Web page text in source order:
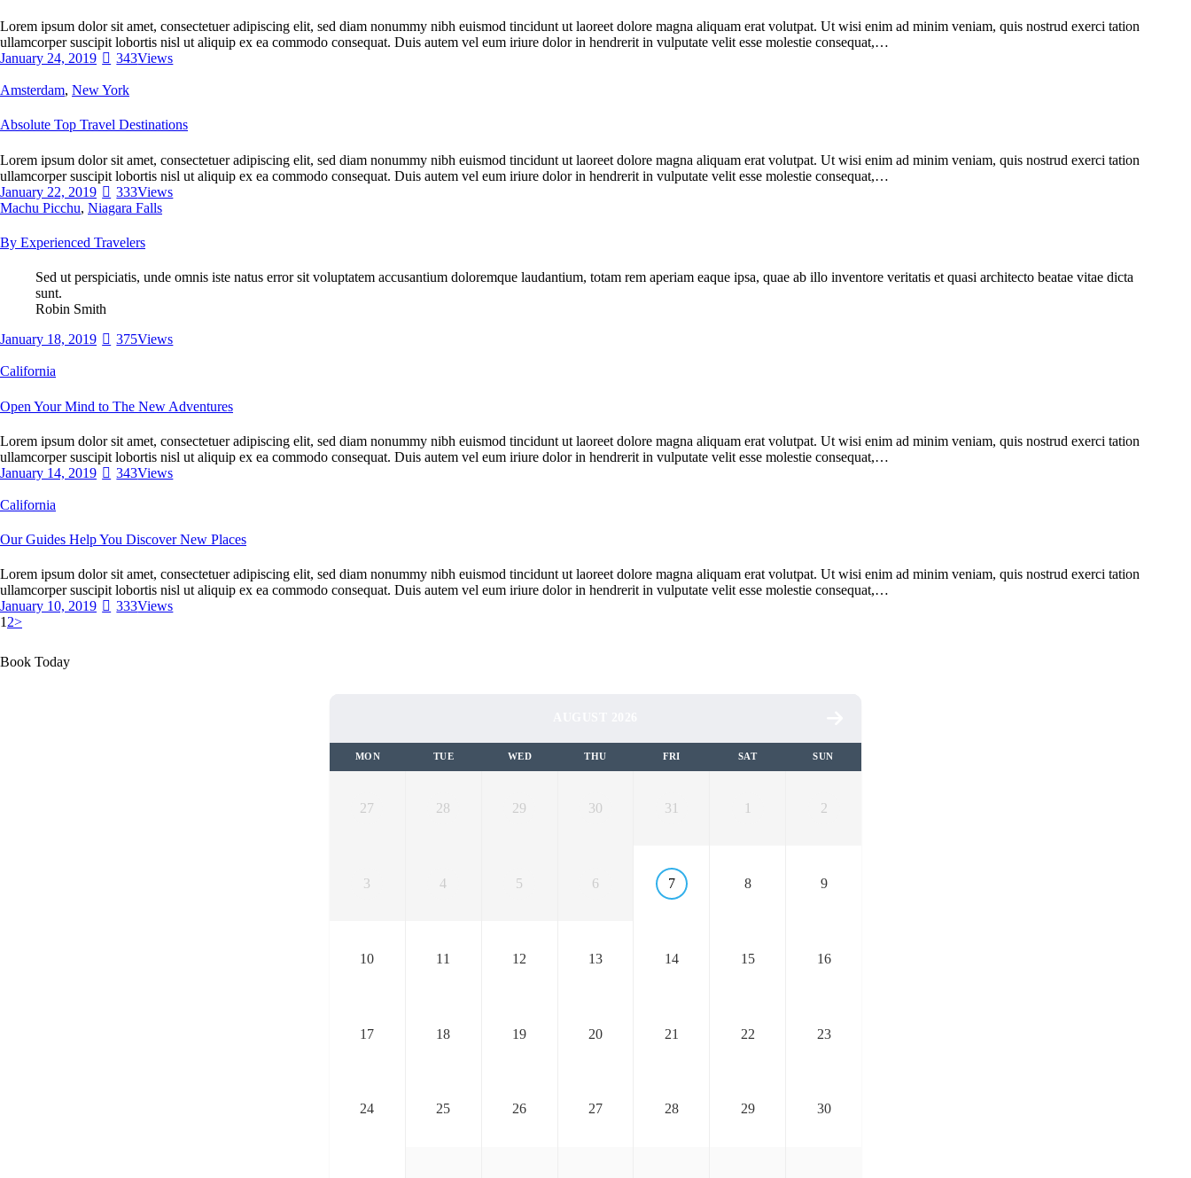
Lorem ipsum dolor sit amet, consectetuer adipiscing elit, sed diam nonummy nibh euismod tincidunt ut laoreet dolore magna aliquam erat volutpat. Ut wisi enim ad minim veniam, quis nostrud exerci tation
ullamcorper suscipit lobortis nisl ut aliquip ex ea commodo consequat. Duis autem vel eum iriure dolor in hendrerit in vulputate velit esse molestie consequat,…
January 24, 2019
343Views
Amsterdam, New York
Absolute Top Travel Destinations
Lorem ipsum dolor sit amet, consectetuer adipiscing elit, sed diam nonummy nibh euismod tincidunt ut laoreet dolore magna aliquam erat volutpat. Ut wisi enim ad minim veniam, quis nostrud exerci tation
ullamcorper suscipit lobortis nisl ut aliquip ex ea commodo consequat. Duis autem vel eum iriure dolor in hendrerit in vulputate velit esse molestie consequat,…
January 22, 2019
333Views
Machu Picchu, Niagara Falls
By Experienced Travelers
Sed ut perspiciatis, unde omnis iste natus error sit voluptatem accusantium doloremque laudantium, totam rem aperiam eaque ipsa, quae ab illo inventore veritatis et quasi architecto beatae vitae dicta
sunt.
Robin Smith
January 18, 2019
375Views
California
Open Your Mind to The New Adventures
Lorem ipsum dolor sit amet, consectetuer adipiscing elit, sed diam nonummy nibh euismod tincidunt ut laoreet dolore magna aliquam erat volutpat. Ut wisi enim ad minim veniam, quis nostrud exerci tation
ullamcorper suscipit lobortis nisl ut aliquip ex ea commodo consequat. Duis autem vel eum iriure dolor in hendrerit in vulputate velit esse molestie consequat,…
January 14, 2019
343Views
California
Our Guides Help You Discover New Places
Lorem ipsum dolor sit amet, consectetuer adipiscing elit, sed diam nonummy nibh euismod tincidunt ut laoreet dolore magna aliquam erat volutpat. Ut wisi enim ad minim veniam, quis nostrud exerci tation
ullamcorper suscipit lobortis nisl ut aliquip ex ea commodo consequat. Duis autem vel eum iriure dolor in hendrerit in vulputate velit esse molestie consequat,…
January 10, 2019
333Views
1 2>
Book Today
MON TUE WED THU FRI SAT SUN
27 28 29 30 31 1 2
3 4 5 6 7 8 9
10 11 12 13 14 15 16
17 18 19 20 21 22 23
24 25 26 27 28 29 30